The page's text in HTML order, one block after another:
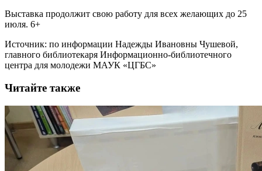
Выставка продолжит свою работу для всех желающих до 25
июля. 6+
Источник: по информации Надежды Ивановны Чушевой,
главного библиотекаря Информационно-библиотечного
центра для молодежи МАУК «ЦГБС»
Читайте также